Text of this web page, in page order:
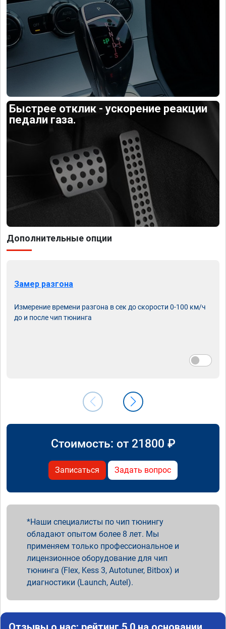
Быстрее отклик - ускорение реакции
педали газа.
Дополнительные опции
Замер разгона
Измерение времени разгона в сек до скорости 0-100 км/ч
до и после чип тюнинга
Стоимость: от 21800 ₽
Записаться Задать вопрос
Наши специалисты по чип тюнингу
обладают опытом более 8 лет. Мы
применяем только профессиональное и
лицензионное оборудование для чип
тюнинга (Flex, Kess 3, Autotuner, Bitbox) и
диагностики (Launch, Autel).